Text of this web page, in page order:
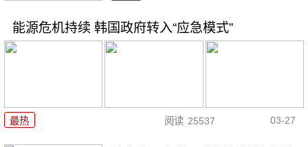
能源危机持续 韩国政府转入“应急模式”
最热 阅读 25537 03-27